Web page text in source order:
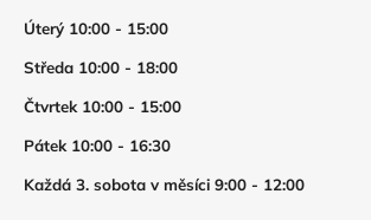
Úterý 10:00 - 15:00
Středa 10:00 - 18:00
Čtvrtek 10:00 - 15:00
Pátek 10:00 - 16:30
Každá 3. sobota v měsíci 9:00 - 12:00